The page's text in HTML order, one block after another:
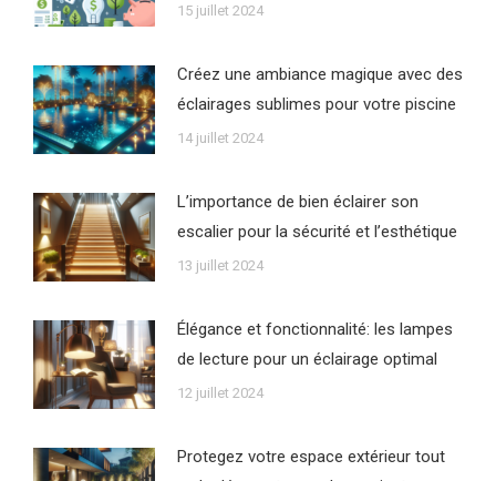
15 juillet 2024
Créez une ambiance magique avec des
éclairages sublimes pour votre piscine
14 juillet 2024
L’importance de bien éclairer son
escalier pour la sécurité et l’esthétique
13 juillet 2024
Élégance et fonctionnalité: les lampes
de lecture pour un éclairage optimal
12 juillet 2024
Protegez votre espace extérieur tout